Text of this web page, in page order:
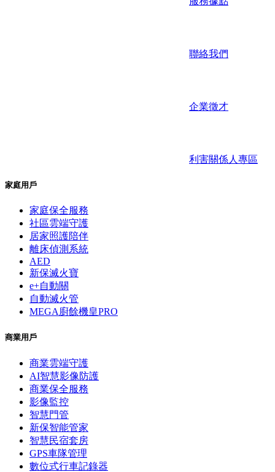
聯絡我們
企業徵才
利害關係人專區
家庭用戶
家庭保全服務
社區雲端守護
居家照護陪伴
離床偵測系統
AED
新保滅火寶
e+自動關
自動滅火管
MEGA廚餘機皇PRO
商業用戶
商業雲端守護
AI智慧影像防護
商業保全服務
影像監控
智慧門管
新保智能管家
智慧民宿套房
GPS車隊管理
數位式行車記錄器